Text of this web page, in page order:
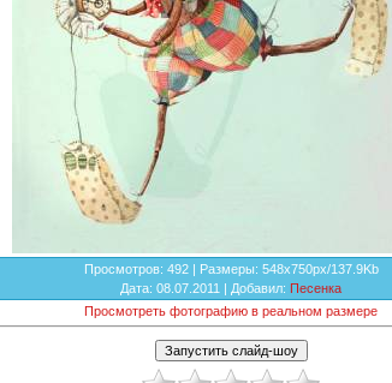
Просмотров: 492 | Размеры: 548x750px/137.9Kb
Дата: 08.07.2011 | Добавил: Песенка
Просмотреть фотографию в реальном размере